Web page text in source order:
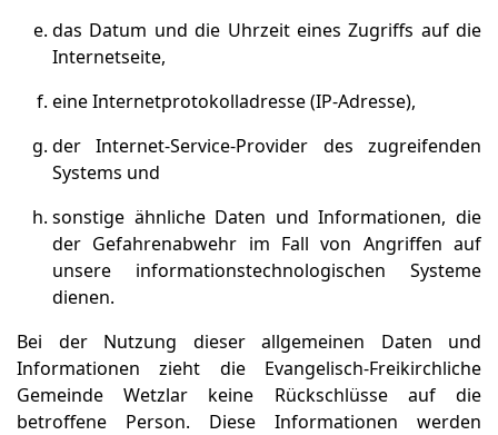
das Datum und die Uhrzeit eines Zugriffs auf die
Internetseite,
eine Internetprotokolladresse (IP-Adresse),
der Internet-Service-Provider des zugreifenden
Systems und
sonstige ähnliche Daten und Informationen, die
der Gefahrenabwehr im Fall von Angriffen auf
unsere informationstechnologischen Systeme
dienen.
Bei der Nutzung dieser allgemeinen Daten und
Informationen zieht die Evangelisch-Freikirchliche
Gemeinde Wetzlar keine Rückschlüsse auf die
betroffene Person. Diese Informationen werden